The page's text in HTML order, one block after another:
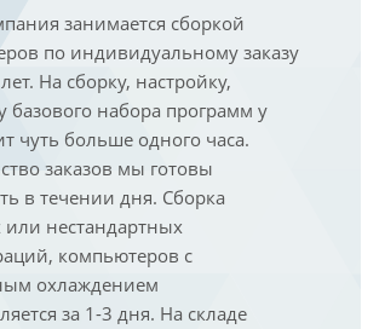
занимается сборкой
по индивидуальному заказу
На сборку, настройку,
базового набора программ у
чуть больше одного часа.
заказов мы готовы
в течении дня. Сборка
нестандартных
компьютеров с
охлаждением
за 1-3 дня. На складе